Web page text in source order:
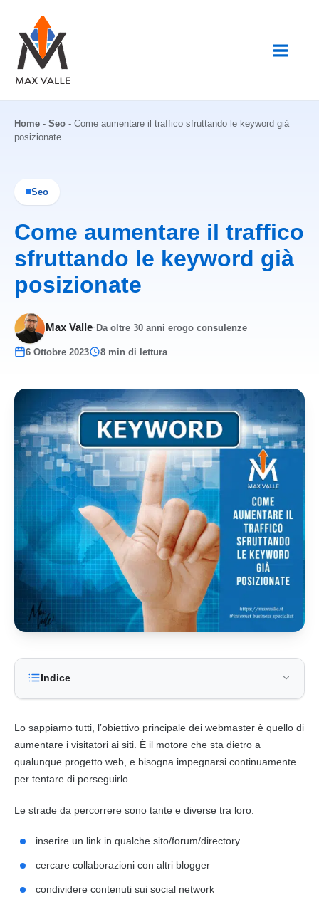
contenuto
Home - Seo - Come aumentare il traffico sfruttando le keyword già
posizionate
Seo
Come aumentare il traffico
sfruttando le keyword già
posizionate
Max Valle· Da oltre 30 anni erogo consulenze
6 Ottobre 2023 8 min di lettura
Indice
Lo sappiamo tutti, l’obiettivo principale dei webmaster è quello di
aumentare i visitatori ai siti. È il motore che sta dietro a
qualunque progetto web, e bisogna impegnarsi continuamente
per tentare di perseguirlo.
Le strade da percorrere sono tante e diverse tra loro:
inserire un link in qualche sito/forum/directory
cercare collaborazioni con altri blogger
condividere contenuti sui social network